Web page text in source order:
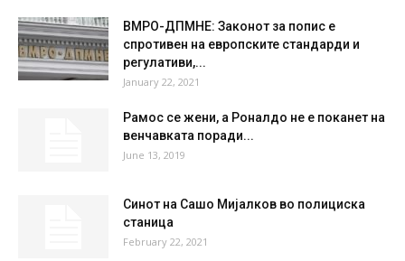
ВМРО-ДПМНЕ: Законот за попис е
спротивен на европските стандарди и
регулативи,...
January 22, 2021
Рамос се жени, а Роналдо не е поканет на
венчавката поради...
June 13, 2019
Синот на Сашо Мијалков во полициска
станица
February 22, 2021